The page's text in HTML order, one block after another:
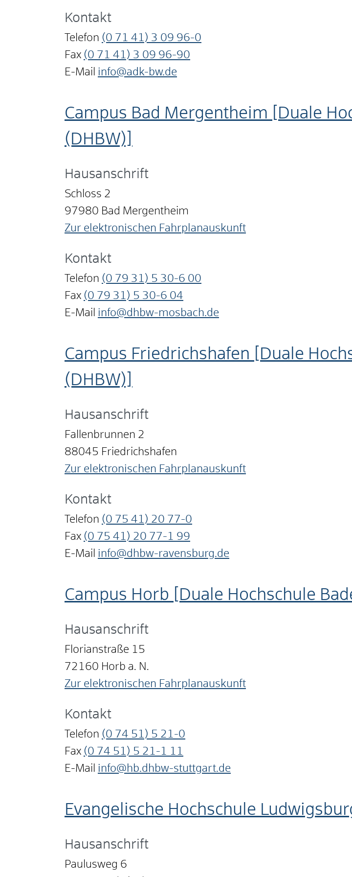
Kontakt
Telefon (0 71 41) 3 09 96-0
Fax (0 71 41) 3 09 96-90
E-Mail info@adk-bw.de
Campus Bad Mergentheim [Duale
(DHBW)]
Hausanschrift
Schloss 2
97980 Bad Mergentheim
Zur elektronischen Fahrplanauskunft
Kontakt
Telefon (0 79 31) 5 30-6 00
Fax (0 79 31) 5 30-6 04
E-Mail info@dhbw-mosbach.de
Campus Friedrichshafen [Duale
(DHBW)]
Hausanschrift
Fallenbrunnen 2
88045 Friedrichshafen
Zur elektronischen Fahrplanauskunft
Kontakt
Telefon (0 75 41) 20 77-0
Fax (0 75 41) 20 77-1 99
E-Mail info@dhbw-ravensburg.de
Campus Horb [Duale Hochschule
Hausanschrift
Florianstraße 15
72160 Horb a. N.
Zur elektronischen Fahrplanauskunft
Kontakt
Telefon (0 74 51) 5 21-0
Fax (0 74 51) 5 21-1 11
E-Mail info@hb.dhbw-stuttgart.de
Evangelische Hochschule
Hausanschrift
Paulusweg 6